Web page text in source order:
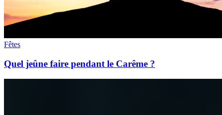
Fêtes
Quel jeûne faire pendant le Carême ?